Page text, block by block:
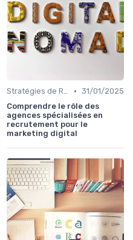
Stratégies de Recrutement Digital • 31/01/2025
Comprendre le rôle des
agences spécialisées en
recrutement pour le
marketing digital